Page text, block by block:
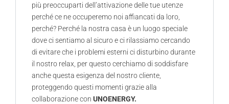
più preoccuparti dell’attivazione delle tue utenze
perché ce ne occuperemo noi affiancati da loro,
perché? Perché la nostra casa è un luogo speciale
dove ci sentiamo al sicuro e ci rilassiamo cercando
di evitare che i problemi esterni ci disturbino durante
il nostro relax, per questo cerchiamo di soddisfare
anche questa esigenza del nostro cliente,
proteggendo questi momenti grazie alla
collaborazione conUNOENERGY.